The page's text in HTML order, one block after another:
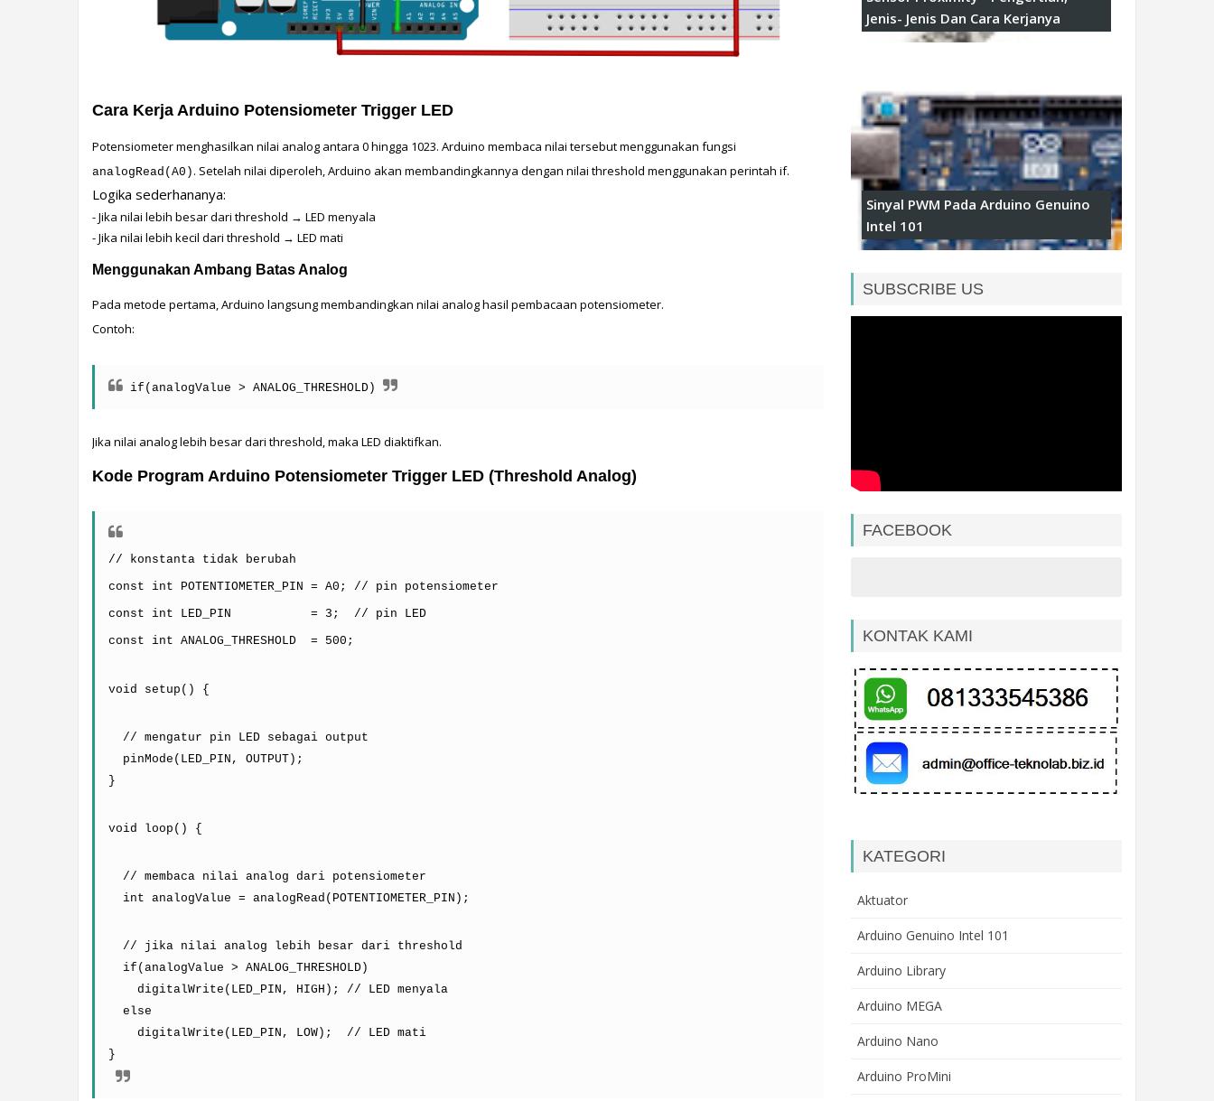
Cara Kerja Arduino Potensiometer Trigger LED
analogRead(A0)
Logika sederhananya:
- Jika nilai lebih besar dari threshold → LED menyala
- Jika nilai lebih kecil dari threshold → LED mati
Menggunakan Ambang Batas Analog
Pada metode pertama, Arduino langsung membandingkan nilai analog hasil pembacaan potensiometer.
Contoh:
if(analogValue > ANALOG_THRESHOLD)
Jika nilai analog lebih besar dari threshold, maka LED diaktifkan.
Kode Program Arduino Potensiometer Trigger LED (Threshold Analog)
// konstanta tidak berubah
const int POTENTIOMETER_PIN = A0; // pin potensiometer
const int LED_PIN           = 3;  // pin LED
const int ANALOG_THRESHOLD  = 500;
void setup() {
// mengatur pin LED sebagai output
pinMode(LED_PIN, OUTPUT);
}
void loop() {
// membaca nilai analog dari potensiometer
int analogValue = analogRead(POTENTIOMETER_PIN);
// jika nilai analog lebih besar dari threshold
if(analogValue > ANALOG_THRESHOLD)
digitalWrite(LED_PIN, HIGH); // LED menyala
else
digitalWrite(LED_PIN, LOW);  // LED mati
}
Jenis- Jenis Dan Cara Kerjanya
Sinyal PWM Pada Arduino Genuino
Intel 101
SUBSCRIBE US
FACEBOOK
KONTAK KAMI
KATEGORI
Aktuator
Arduino Genuino Intel 101
Arduino Library
Arduino MEGA
Arduino Nano
Arduino ProMini